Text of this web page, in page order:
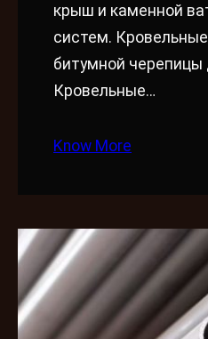
крыш и каменной
систем.
битумной
Кровельные…
Know More